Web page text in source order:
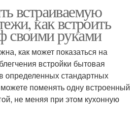
встраиваемую
как встроить
своими руками
как может показаться на
встройки бытовая
определенных стандартных
поменять одну встроенный
не меняя при этом кухонную